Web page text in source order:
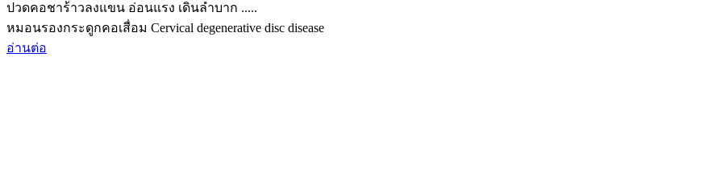
ปวดคอชาร้าวลงแขน อ่อนแรง เดินลำบาก .....
หมอนรองกระดูกคอเสื่อม Cervical degenerative disc disease
อ่านต่อ